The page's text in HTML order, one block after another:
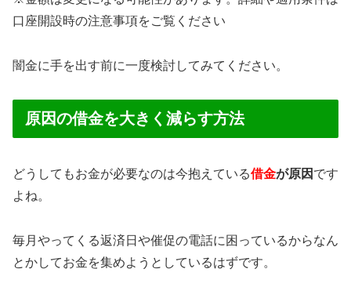
口座開設時の注意事項をご覧ください
闇金に手を出す前に一度検討してみてください。
原因の借金を大きく減らす方法
どうしてもお金が必要なのは今抱えている借金が原因 です
よね。
毎月やってくる返済日や催促の電話に困っているからなん
とかしてお金を集めようとしているはずです。